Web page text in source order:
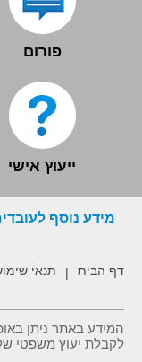
פורום
ייעוץ אישי
מידע נוסף
דף הבית | תנאי
המידע באתר ניתן
לקבלת יעוץ משפטי של